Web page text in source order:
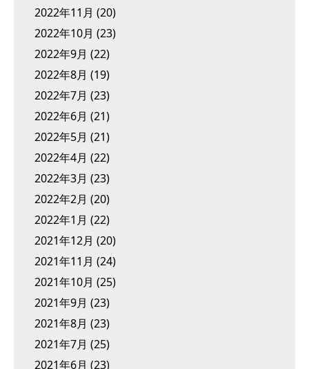
2022年11月 (20)
2022年10月 (23)
2022年9月 (22)
2022年8月 (19)
2022年7月 (23)
2022年6月 (21)
2022年5月 (21)
2022年4月 (22)
2022年3月 (23)
2022年2月 (20)
2022年1月 (22)
2021年12月 (20)
2021年11月 (24)
2021年10月 (25)
2021年9月 (23)
2021年8月 (23)
2021年7月 (25)
2021年6月 (23)